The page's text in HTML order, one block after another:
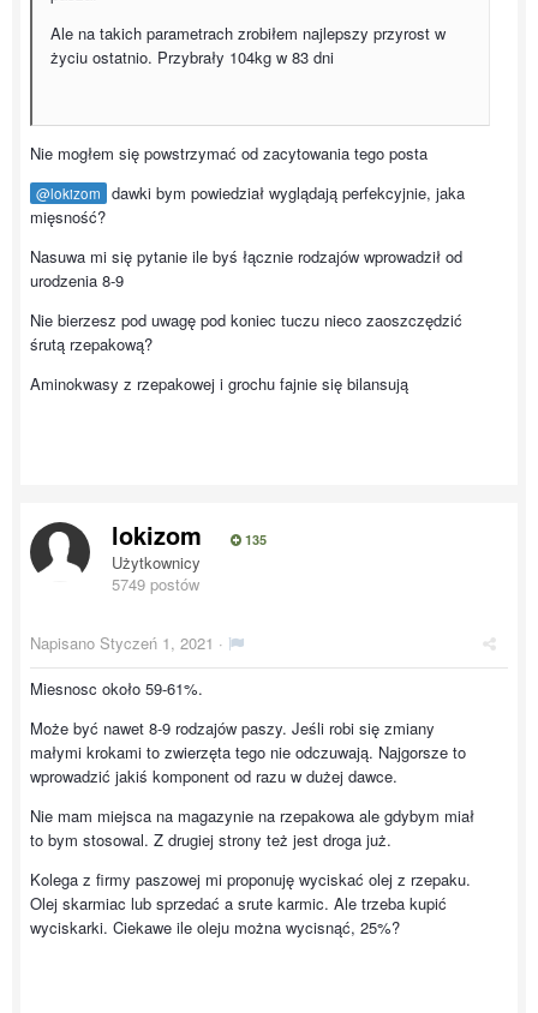
Ale na takich parametrach zrobiłem najlepszy przyrost w
życiu ostatnio. Przybrały 104kg w 83 dni
Nie mogłem się powstrzymać od zacytowania tego posta
@lokizom
dawki bym powiedział wyglądają perfekcyjnie, jaka
mięsność?
Nasuwa mi się pytanie ile byś łącznie rodzajów wprowadził od
urodzenia 8-9
Nie bierzesz pod uwagę pod koniec tuczu nieco zaoszczędzić
śrutą rzepakową?
Aminokwasy z rzepakowej i grochu fajnie się bilansują
lokizom 135
Użytkownicy
5749 postów
Napisano Styczeń 1, 2021 ·
Miesnosc około 59-61%.
Może być nawet 8-9 rodzajów paszy. Jeśli robi się zmiany
małymi krokami to zwierzęta tego nie odczuwają. Najgorsze to
wprowadzić jakiś komponent od razu w dużej dawce.
Nie mam miejsca na magazynie na rzepakowa ale gdybym miał
to bym stosowal. Z drugiej strony też jest droga już.
Kolega z firmy paszowej mi proponuję wyciskać olej z rzepaku.
Olej skarmiac lub sprzedać a srute karmic. Ale trzeba kupić
wyciskarki. Ciekawe ile oleju można wycisnąć, 25%?